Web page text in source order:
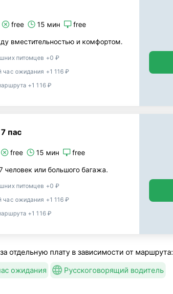
free 15 мин free
вместительностью и комфортом.
питомцев +0 ₽
час ожидания +1 116 ₽
+1 116 ₽
пас
free 15 мин free
человек или большого багажа.
питомцев +0 ₽
час ожидания +1 116 ₽
+1 116 ₽
отдельную плату в зависимости от маршрута:
ожидания Русскоговорящий водитель